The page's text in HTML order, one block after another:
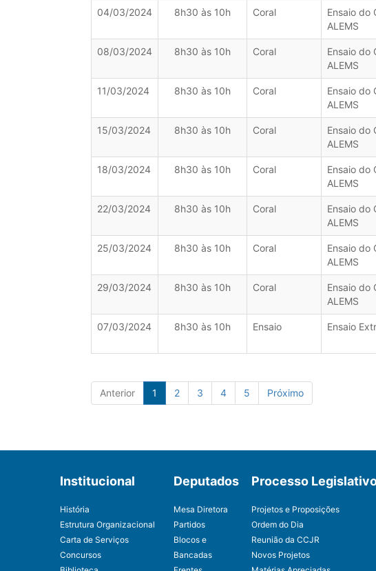
04/03/2024 8h30 às 10h Coral
Ensaio do
ALEMS
08/03/2024 8h30 às 10h Coral
Ensaio do
ALEMS
11/03/2024 8h30 às 10h Coral
Ensaio do
ALEMS
15/03/2024 8h30 às 10h Coral
Ensaio do
ALEMS
18/03/2024 8h30 às 10h Coral
Ensaio do
ALEMS
22/03/2024 8h30 às 10h Coral
Ensaio do
ALEMS
25/03/2024 8h30 às 10h Coral
Ensaio do
ALEMS
29/03/2024 8h30 às 10h Coral
Ensaio do
ALEMS
07/03/2024 8h30 às 10h Ensaio Ensaio
Anterior 1 2 3 4 5 Próximo
Institucional
História
Estrutura Organizacional
Carta de Serviços
Concursos
Deputados
Mesa Diretora
Partidos
Blocos e
Bancadas
Processo
Projetos e Proposições
Ordem do Dia
Reunião da CCJR
Novos Projetos